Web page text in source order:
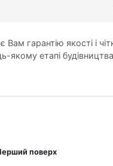
гарантію якості і
якому етапі
поверх